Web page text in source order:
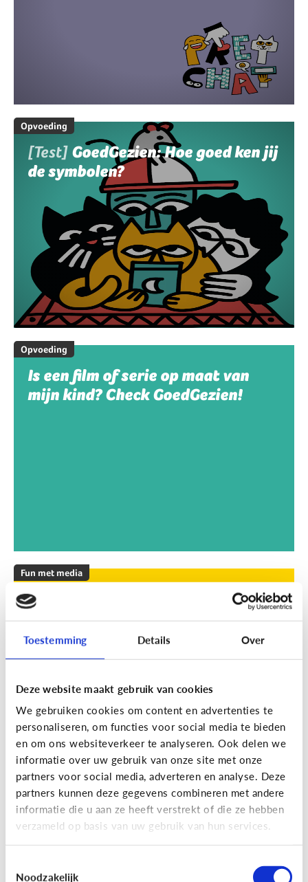
Toestemming Details Over
Deze website maakt gebruik van cookies
We gebruiken cookies om content en advertenties te
personaliseren, om functies voor social media te bieden
en om ons websiteverkeer te analyseren. Ook delen we
informatie over uw gebruik van onze site met onze
partners voor social media, adverteren en analyse. Deze
partners kunnen deze gegevens combineren met andere
informatie die u aan ze heeft verstrekt of die ze hebben
verzameld op basis van uw gebruik van hun services.
Noodzakelijk
Opvoeding
[Test] GoedGezien: Hoe goed ken jij
de symbolen?
Opvoeding
Is een film of serie op maat van
mijn kind? Check GoedGezien!
Fun met media
Leuke apps voor tieners om de
zomer door te komen
Geef je kind een duwtje in de rug met deze leuke
apps tegen verveling, waar ze op eigen houtje
Fun met media
Fun met foto’s: zo boost je de
creativiteit van je kind